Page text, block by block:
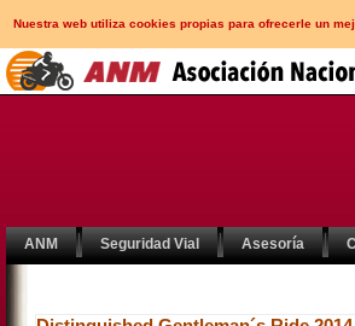
Nuestra web utiliza cookies propias para ofrecerle un
ANM Seguridad Vial Asesoría